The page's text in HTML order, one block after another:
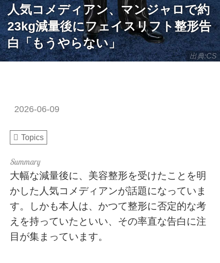
出典:CS
人気コメディアン、マンジャロで約
23kg減量後にフェイスリフト整形告
白「もうやらない」
2026-06-09
Topics
大幅な減量後に、美容整形を受けたことを明
かした人気コメディアンが話題になっていま
す。しかも本人は、かつて整形に否定的な考
えを持っていたといい、その率直な告白に注
目が集まっています。